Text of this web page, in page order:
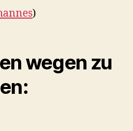
)
wegen zu